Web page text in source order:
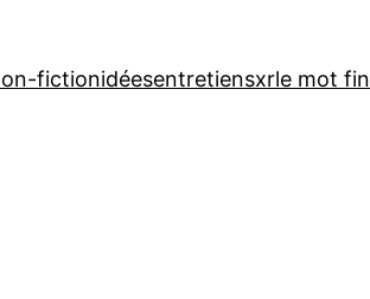
fictionidéesentretiensxrle mot fin